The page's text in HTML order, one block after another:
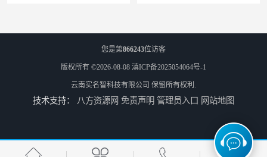
迪庆大型双机箱空降闸生成厂家 临沧大型闸门批发
您是第866243位访客
版权所有 ©2026-08-08 滇ICP备2025054064号-1
云南实名智科技有限公司 保留所有权利.
技术支持： 八方资源网 免责声明 管理员入口 网站地图